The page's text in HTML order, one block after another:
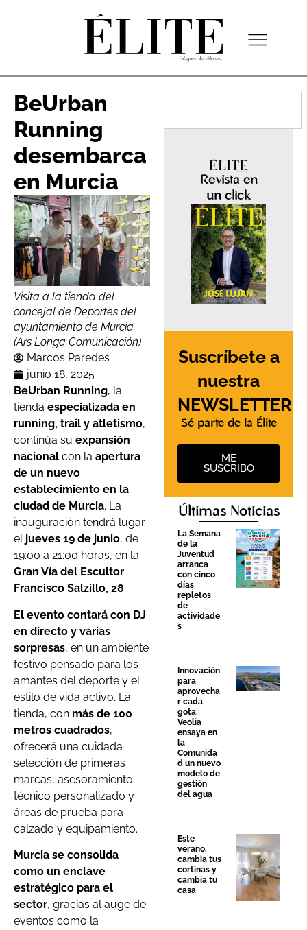
BeUrban
Running
desembarca
en Murcia
Visita a la tienda del
concejal de Deportes del
ayuntamiento de Murcia.
(Ars Longa Comunicación)
Marcos Paredes
junio 18, 2025
BeUrban Running, la
tienda especializada en
running, trail y atletismo,
continúa su expansión
nacional con la apertura
de un nuevo
establecimiento en la
ciudad de Murcia. La
inauguración tendrá lugar
eljueves 19 de junio, de
19:00 a 21:00 horas, en la
Gran Vía del Escultor
Francisco Salzillo, 28.
El evento contará con DJ
en directo y varias
sorpresas, en un ambiente
festivo pensado para los
amantes del deporte y el
estilo de vida activo. La
tienda, con más de 100
metros cuadrados,
ofrecerá una cuidada
selección de primeras
marcas, asesoramiento
técnico personalizado y
áreas de prueba para
calzado y equipamiento.
Murcia se consolida
como un enclave
estratégico para el
sector, gracias al auge de
eventos como la
Revista en
un click
Suscríbete a
nuestra
NEWSLETTER
Sé parte de la Élite
ME
SUSCRIBO
Últimas Noticias
La Semana
de la
Juventud
arranca
con cinco
días
repletos
de
actividade
s
Innovación
para
aprovecha
r cada
gota:
Veolia
ensaya en
la
Comunida
d un nuevo
modelo de
gestión
del agua
Este
verano,
cambia tus
cortinas y
cambia tu
casa